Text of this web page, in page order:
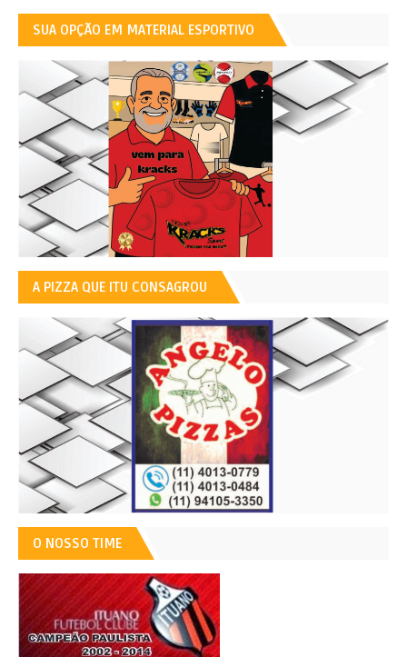
SUA OPÇÃO EM MATERIAL ESPORTIVO
A PIZZA QUE ITU CONSAGROU
O NOSSO TIME